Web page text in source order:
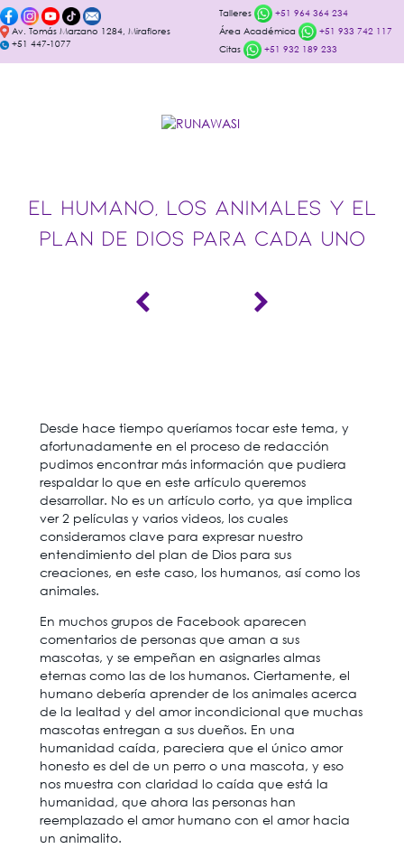
Av. Tomás Marzano 1284, Miraflores
+51 447-1077
Talleres
+51 964 364 234
Área Académica
+51 933 742 117
Citas
+51 932 189 233
EL HUMANO, LOS ANIMALES Y EL
PLAN DE DIOS PARA CADA UNO
Desde hace tiempo queríamos tocar este tema, y
afortunadamente en el proceso de redacción
pudimos encontrar más información que pudiera
respaldar lo que en este artículo queremos
desarrollar. No es un artículo corto, ya que implica
ver 2 películas y varios videos, los cuales
consideramos clave para expresar nuestro
entendimiento del plan de Dios para sus
creaciones, en este caso, los humanos, así como los
animales.
En muchos grupos de Facebook aparecen
comentarios de personas que aman a sus
mascotas, y se empeñan en asignarles almas
eternas como las de los humanos. Ciertamente, el
humano debería aprender de los animales acerca
de la lealtad y del amor incondicional que muchas
mascotas entregan a sus dueños. En una
humanidad caída, pareciera que el único amor
honesto es del de un perro o una mascota, y eso
nos muestra con claridad lo caída que está la
humanidad, que ahora las personas han
reemplazado el amor humano con el amor hacia
un animalito.